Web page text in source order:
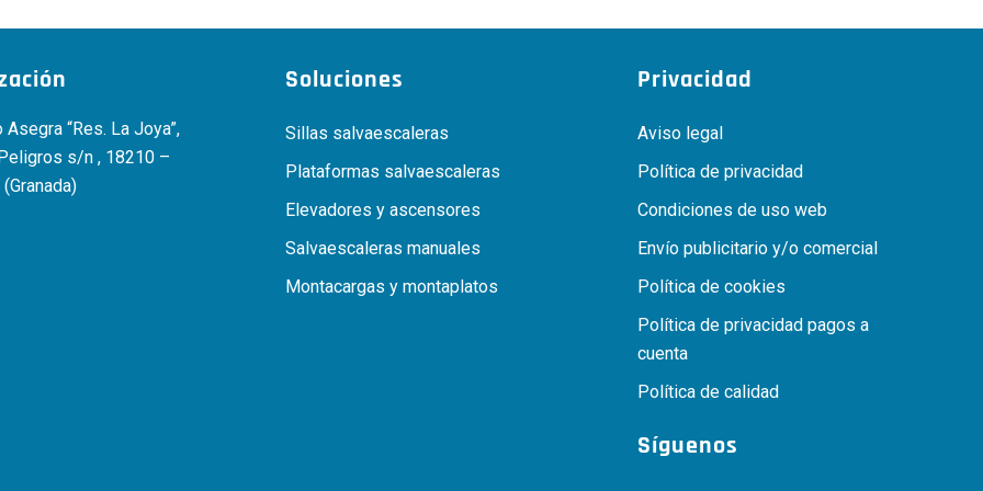
“Res. La Joya”,
s/n , 18210 –
Soluciones
Sillas salvaescaleras
Plataformas salvaescaleras
Elevadores y ascensores
Salvaescaleras manuales
Montacargas y montaplatos
Privacidad
Aviso legal
Política de privacidad
Condiciones de uso web
Envío publicitario y/o comercial
Política de cookies
Política de privacidad pagos a
cuenta
Política de calidad
Síguenos